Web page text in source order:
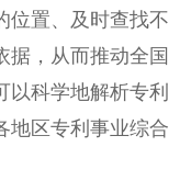
位置、及时查找不
据，从而推动全国
以科学地解析专利
地区专利事业综合